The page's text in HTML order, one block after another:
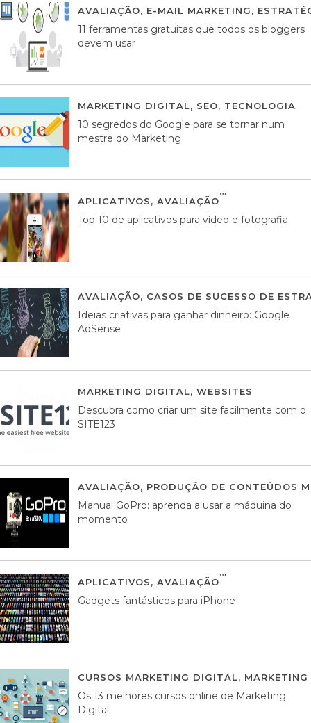
AVALIAÇÃO, E-MAIL MARKETING,
11 ferramentas gratuitas que todos os bloggers
devem usar
MARKETING DIGITAL, SEO, TECNOLOGIA
10 segredos do Google para se tornar num
mestre do Marketing
APLICATIVOS, AVALIAÇÃO
Top 10 de aplicativos para vídeo e fotografia
AVALIAÇÃO, CASOS DE SUCESSO DE
Ideias criativas para ganhar dinheiro: Google
AdSense
MARKETING DIGITAL, WEBSITES
Descubra como criar um site facilmente com o
SITE123
AVALIAÇÃO, PRODUÇÃO DE CONTEÚDOS
Manual GoPro: aprenda a usar a máquina do
momento
APLICATIVOS, AVALIAÇÃO
Gadgets fantásticos para iPhone
CURSOS MARKETING DIGITAL,
Os 13 melhores cursos online de Marketing
Digital